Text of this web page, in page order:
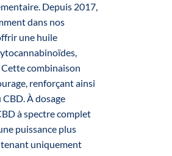
Depuis 2017,
dans nos
une huile
combinaison
renforçant ainsi
À dosage
à spectre complet
puissance plus
uniquement